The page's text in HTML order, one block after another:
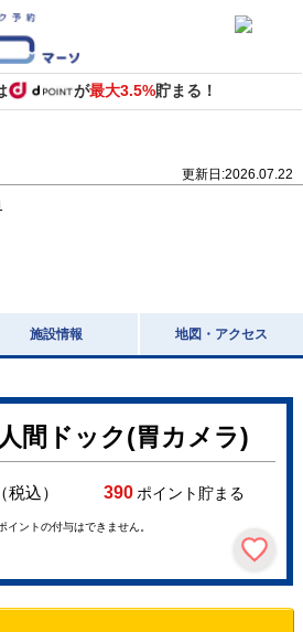
が最大3.5%貯まる！
更新日:2026.07.22
施設情報 地図・アクセス
間ドック(胃カメラ)
（税込） 390ポイント貯まる
ントの付与はできません。